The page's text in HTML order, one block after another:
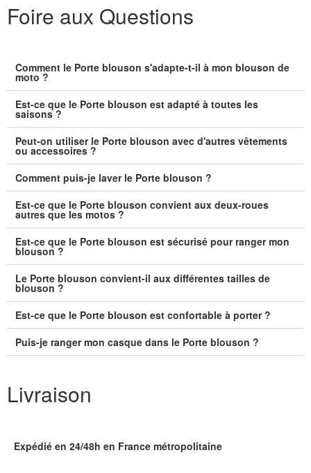
Foire aux Questions
Comment le Porte blouson s'adapte-t-il à mon blouson de
moto ?
Est-ce que le Porte blouson est adapté à toutes les
saisons ?
Peut-on utiliser le Porte blouson avec d'autres vêtements
ou accessoires ?
Comment puis-je laver le Porte blouson ?
Est-ce que le Porte blouson convient aux deux-roues
autres que les motos ?
Est-ce que le Porte blouson est sécurisé pour ranger mon
blouson ?
Le Porte blouson convient-il aux différentes tailles de
blouson ?
Est-ce que le Porte blouson est confortable à porter ?
Puis-je ranger mon casque dans le Porte blouson ?
Livraison
Expédié en 24/48h en France métropolitaine